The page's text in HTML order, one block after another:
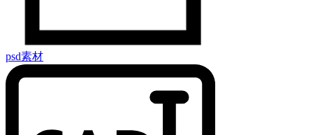
psd素材